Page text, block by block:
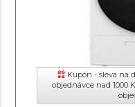
Kupón - sleva na
objednávce nad 1000